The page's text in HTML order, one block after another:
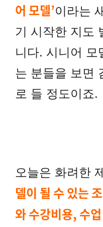
어 모델’이라는
기 시작한 지도
니다. 시니어 모
는 분들을 보면
로 들 정도이죠.
오늘은 화려한
델이 될 수 있는
와 수강비용, 수